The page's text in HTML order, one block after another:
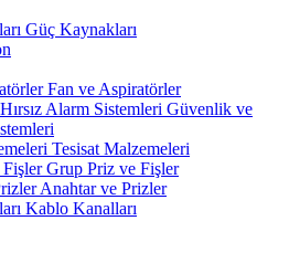
Güç Kaynakları
Fan ve Aspiratörler
Güvenlik ve
Tesisat Malzemeleri
Grup Priz ve Fişler
Anahtar ve Prizler
Kablo Kanalları